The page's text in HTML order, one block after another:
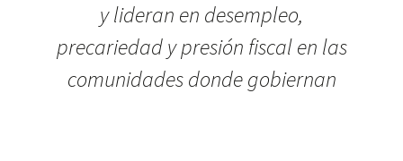
y lideran en desempleo,
precariedad y presión fiscal en las
comunidades donde gobiernan